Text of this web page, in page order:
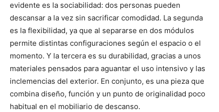
evidente es la sociabilidad: dos personas pueden
descansar a la vez sin sacrificar comodidad. La segunda
es la flexibilidad, ya que al separarse en dos módulos
permite distintas configuraciones según el espacio o el
momento. Y la tercera es su durabilidad, gracias a unos
materiales pensados para aguantar el uso intensivo y las
inclemencias del exterior. En conjunto, es una pieza que
combina diseño, función y un punto de originalidad poco
habitual en el mobiliario de descanso.